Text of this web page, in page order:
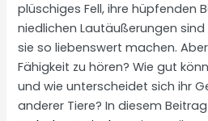
plüschiges Fell, ihre hüpfenden
niedlichen Lautäußerungen
sie so liebenswert machen.
Fähigkeit zu hören? Wie gut
und wie unterscheidet sich ihr
anderer Tiere? In diesem